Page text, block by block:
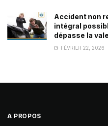
Accident non
intégral
dépasse la
FÉVRIER 22, 2026
A PROPOS